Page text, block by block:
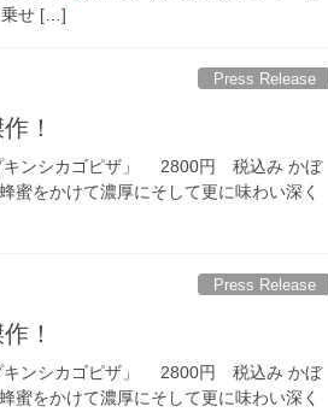
乗せ […]
Press Release
！
キンシカゴピザ」 2800円 税込み かぼ
蜜をかけて濃厚にそして更に味わい深く
Press Release
！
キンシカゴピザ」 2800円 税込み かぼ
蜜をかけて濃厚にそして更に味わい深く